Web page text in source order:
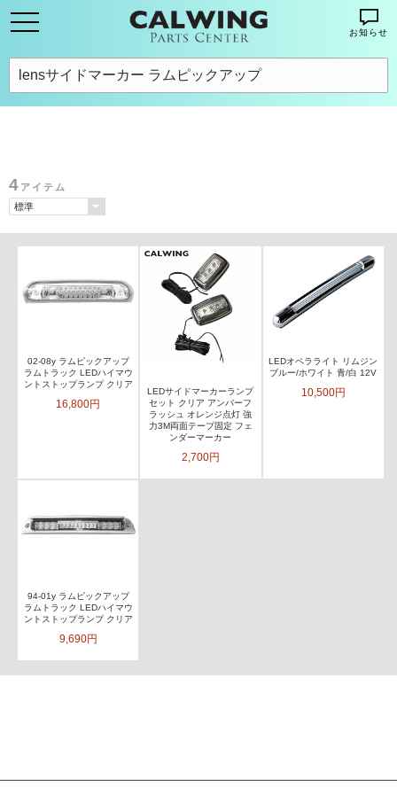
お知らせ
4 アイテム
02-08y ラムピックアップ
ラムトラック LEDハイマウ
ントストップランプ クリア
16,800円
LEDサイドマーカーランプ
セット クリア アンバーフ
ラッシュ オレンジ点灯 強
力3M両面テープ固定 フェ
ンダーマーカー
2,700円
LEDオペラライト リムジン
ブルー/ホワイト 青/白 12V
10,500円
94-01y ラムピックアップ
ラムトラック LEDハイマウ
ントストップランプ クリア
9,690円